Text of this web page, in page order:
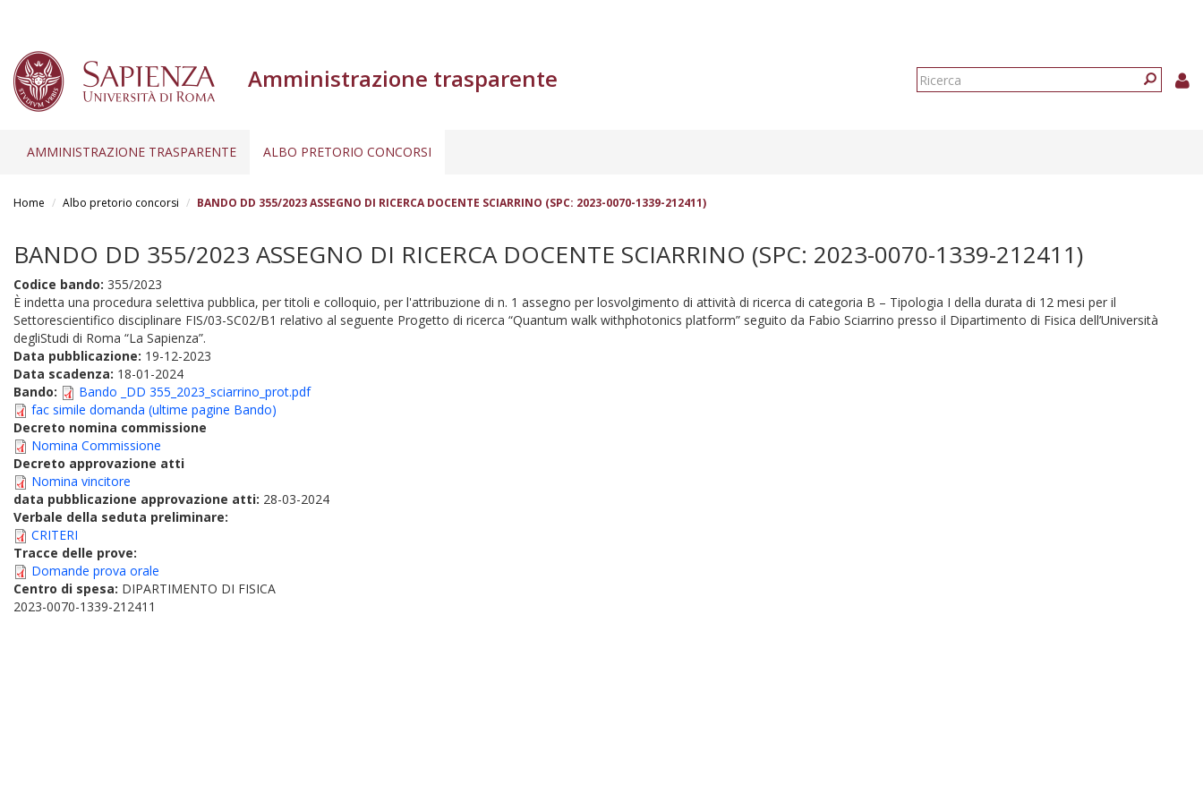
Amministrazione trasparente
Form
AMMINISTRAZIONE TRASPARENTE ALBO PRETORIO CONCORSI
Home Albo pretorio concorsi BANDO DD 355/2023 ASSEGNO DI RICERCA DOCENTE SCIARRINO (SPC: 2023-0070-1339-212411)
BANDO DD 355/2023 ASSEGNO DI RICERCA DOCENTE SCIARRINO (SPC: 2023-0070-1339-212411)
Codice bando: 355/2023
È indetta una procedura selettiva pubblica, per titoli e colloquio, per l'attribuzione di n. 1 assegno per losvolgimento di attività di ricerca di categoria B – Tipologia I della durata di 12 mesi per il
Settorescientifico disciplinare FIS/03-SC02/B1 relativo al seguente Progetto di ricerca “Quantum walk withphotonics platform” seguito da Fabio Sciarrino presso il Dipartimento di Fisica dell’Università
degliStudi di Roma “La Sapienza”.
Data pubblicazione: 19-12-2023
Data scadenza: 18-01-2024
Bando:
Bando _DD 355_2023_sciarrino_prot.pdf
fac simile domanda (ultime pagine Bando)
Decreto nomina commissione
Nomina Commissione
Decreto approvazione atti
Nomina vincitore
data pubblicazione approvazione atti: 28-03-2024
Verbale della seduta preliminare:
CRITERI
Tracce delle prove:
Domande prova orale
Centro di spesa: DIPARTIMENTO DI FISICA
2023-0070-1339-212411